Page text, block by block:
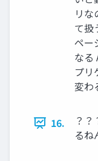
リな
て扱
ペー
なる
プリ
変わ
16.
？
るね